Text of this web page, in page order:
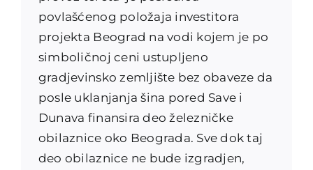
povlašćenog položaja investitora
projekta Beograd na vodi kojem je po
simboličnoj ceni ustupljeno
gradjevinsko zemljište bez obaveze da
posle uklanjanja šina pored Save i
Dunava finansira deo železničke
obilaznice oko Beograda. Sve dok taj
deo obilaznice ne bude izgradjen,